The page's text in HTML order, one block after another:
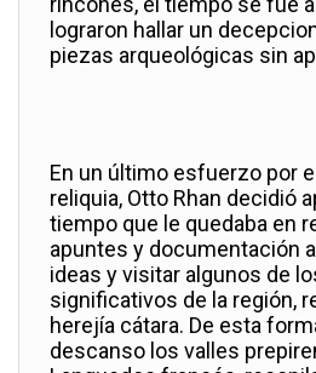
lograron hallar un
piezas arqueológicas sin
En un último esfuerzo por
reliquia, Otto Rhan decidió
tiempo que le quedaba en
apuntes y documentación
ideas y visitar algunos de
significativos de la región,
herejía cátara. De esta
descanso los valles